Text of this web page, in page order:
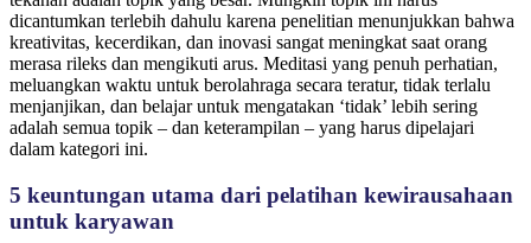
dicantumkan terlebih dahulu karena penelitian menunjukkan bahwa
kreativitas, kecerdikan, dan inovasi sangat meningkat saat orang
merasa rileks dan mengikuti arus. Meditasi yang penuh perhatian,
meluangkan waktu untuk berolahraga secara teratur, tidak terlalu
menjanjikan, dan belajar untuk mengatakan ‘tidak’ lebih sering
adalah semua topik – dan keterampilan – yang harus dipelajari
dalam kategori ini.
5 keuntungan utama dari pelatihan kewirausahaan
untuk karyawan